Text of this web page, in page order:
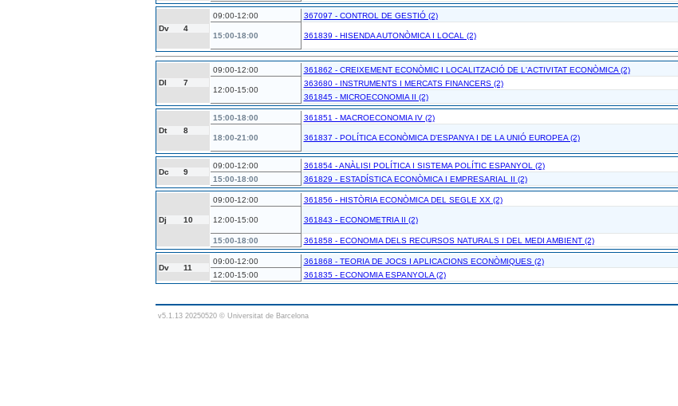
Dv 4
09:00-12:00 367097 - CONTROL DE GESTIÓ (2)
15:00-18:00 361839 - HISENDA AUTONÒMICA I LOCAL (2)
Dl 7
09:00-12:00 361862 - CREIXEMENT ECONÒMIC I LOCALITZACIÓ DE L'ACTIVITAT ECONÒMICA (2)
12:00-15:00
363680 - INSTRUMENTS I MERCATS FINANCERS (2)
361845 - MICROECONOMIA II (2)
Dt 8
15:00-18:00 361851 - MACROECONOMIA IV (2)
18:00-21:00 361837 - POLÍTICA ECONÒMICA D'ESPANYA I DE LA UNIÓ EUROPEA (2)
Dc 9
09:00-12:00 361854 - ANÀLISI POLÍTICA I SISTEMA POLÍTIC ESPANYOL (2)
15:00-18:00
361829 - ESTADÍSTICA ECONÒMICA I EMPRESARIAL II (2)
Dj 10
09:00-12:00 361856 - HISTÒRIA ECONÒMICA DEL SEGLE XX (2)
12:00-15:00 361843 - ECONOMETRIA II (2)
15:00-18:00
361858 - ECONOMIA DELS RECURSOS NATURALS I DEL MEDI AMBIENT (2)
Dv 11
09:00-12:00 361868 - TEORIA DE JOCS I APLICACIONS ECONÒMIQUES (2)
12:00-15:00
361835 - ECONOMIA ESPANYOLA (2)
v5.1.13 20250520 © Universitat de Barcelona